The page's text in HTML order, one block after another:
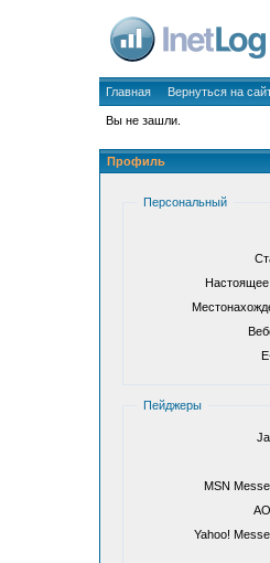
Главная Вернуться на
Вы не зашли.
Профиль
Персональный
Пейджеры
MSN
Yahoo!